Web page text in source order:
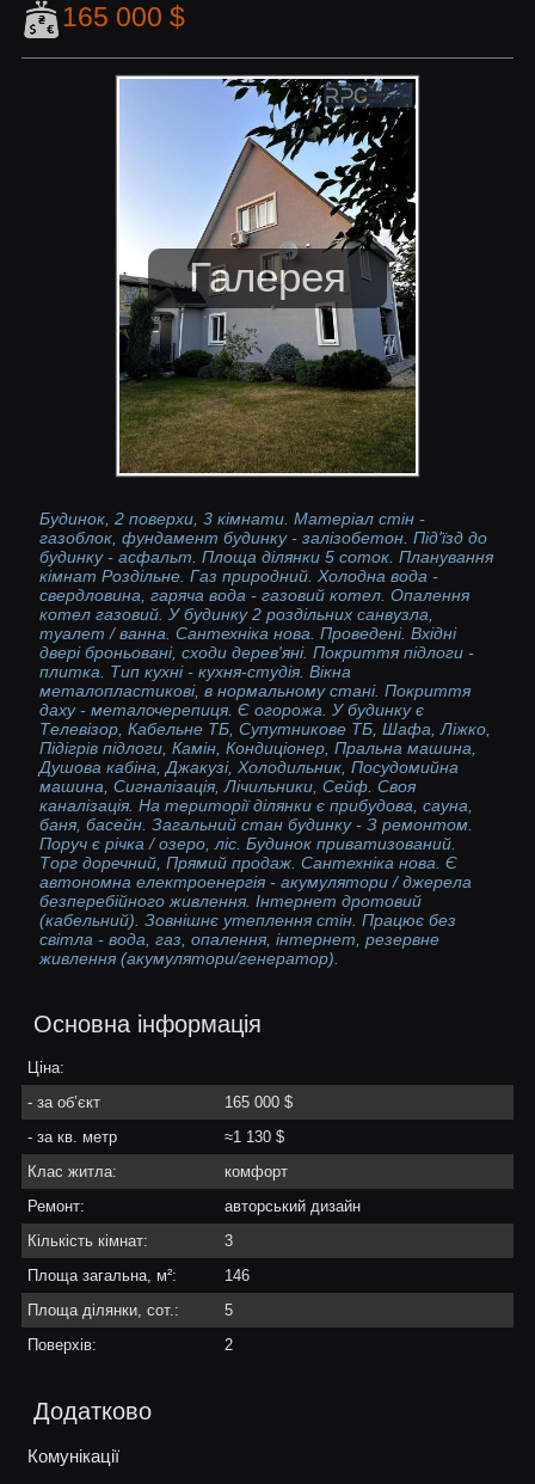
165 000 $
Будинок, 2 поверхи, 3 кімнати. Матеріал стін -
газоблок, фундамент будинку - залізобетон. Під'їзд до
будинку - асфальт. Площа ділянки 5 соток. Планування
кімнат Роздільне. Газ природний. Холодна вода -
свердловина, гаряча вода - газовий котел. Опалення
котел газовий. У будинку 2 роздільних санвузла,
туалет / ванна. Сантехніка нова. Проведені. Вхідні
двері броньовані, сходи дерев'яні. Покриття підлоги -
плитка. Тип кухні - кухня-студія. Вікна
металопластикові, в нормальному стані. Покриття
даху - металочерепиця. Є огорожа. У будинку є
Телевізор, Кабельне ТБ, Супутникове ТБ, Шафа, Ліжко,
Підігрів підлоги, Камін, Кондиціонер, Пральна машина,
Душова кабіна, Джакузі, Холодильник, Посудомийна
машина, Сигналізація, Лічильники, Сейф. Своя
каналізація. На території ділянки є прибудова, сауна,
баня, басейн. Загальний стан будинку - З ремонтом.
Поруч є річка / озеро, ліс. Будинок приватизований.
Торг доречний, Прямий продаж. Сантехніка нова. Є
автономна електроенергія - акумулятори / джерела
безперебійного живлення. Інтернет дротовий
(кабельний). Зовнішнє утеплення стін. Працює без
світла - вода, газ, опалення, інтернет, резервне
живлення (акумулятори/генератор).
Основна інформація
Ціна:
- за об’єкт
165 000 $
- за кв. метр
≈1 130 $
Клас житла:
комфорт
Ремонт:
авторський дизайн
Кількість кімнат:
3
Площа загальна, м²:
146
Площа ділянки, сот.:
5
Поверхів:
2
Додатково
Комунікації